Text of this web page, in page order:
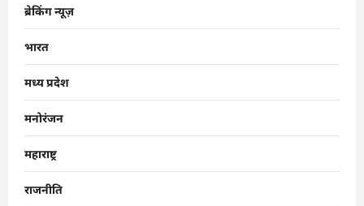
ब्रेकिंग न्यूज़
भारत
मध्य प्रदेश
मनोरंजन
महाराष्ट्र
राजनीति